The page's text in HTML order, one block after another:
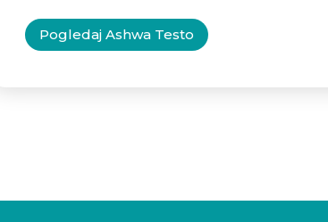
Pogledaj Ashwa Testo